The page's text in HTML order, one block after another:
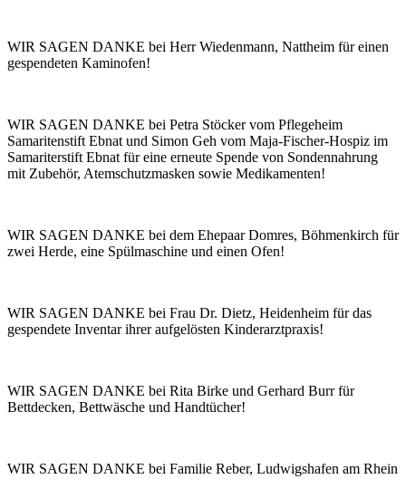
WIR SAGEN DANKE bei Herr Wiedenmann, Nattheim für einen
gespendeten Kaminofen!
WIR SAGEN DANKE bei Petra Stöcker vom Pflegeheim
Samaritenstift Ebnat und Simon Geh vom Maja-Fischer-Hospiz im
Samariterstift Ebnat für eine erneute Spende von Sondennahrung
mit Zubehör, Atemschutzmasken sowie Medikamenten!
WIR SAGEN DANKE bei dem Ehepaar Domres, Böhmenkirch für
zwei Herde, eine Spülmaschine und einen Ofen!
WIR SAGEN DANKE bei Frau Dr. Dietz, Heidenheim für das
gespendete Inventar ihrer aufgelösten Kinderarztpraxis!
WIR SAGEN DANKE bei Rita Birke und Gerhard Burr für
Bettdecken, Bettwäsche und Handtücher!
WIR SAGEN DANKE bei Familie Reber, Ludwigshafen am Rhein